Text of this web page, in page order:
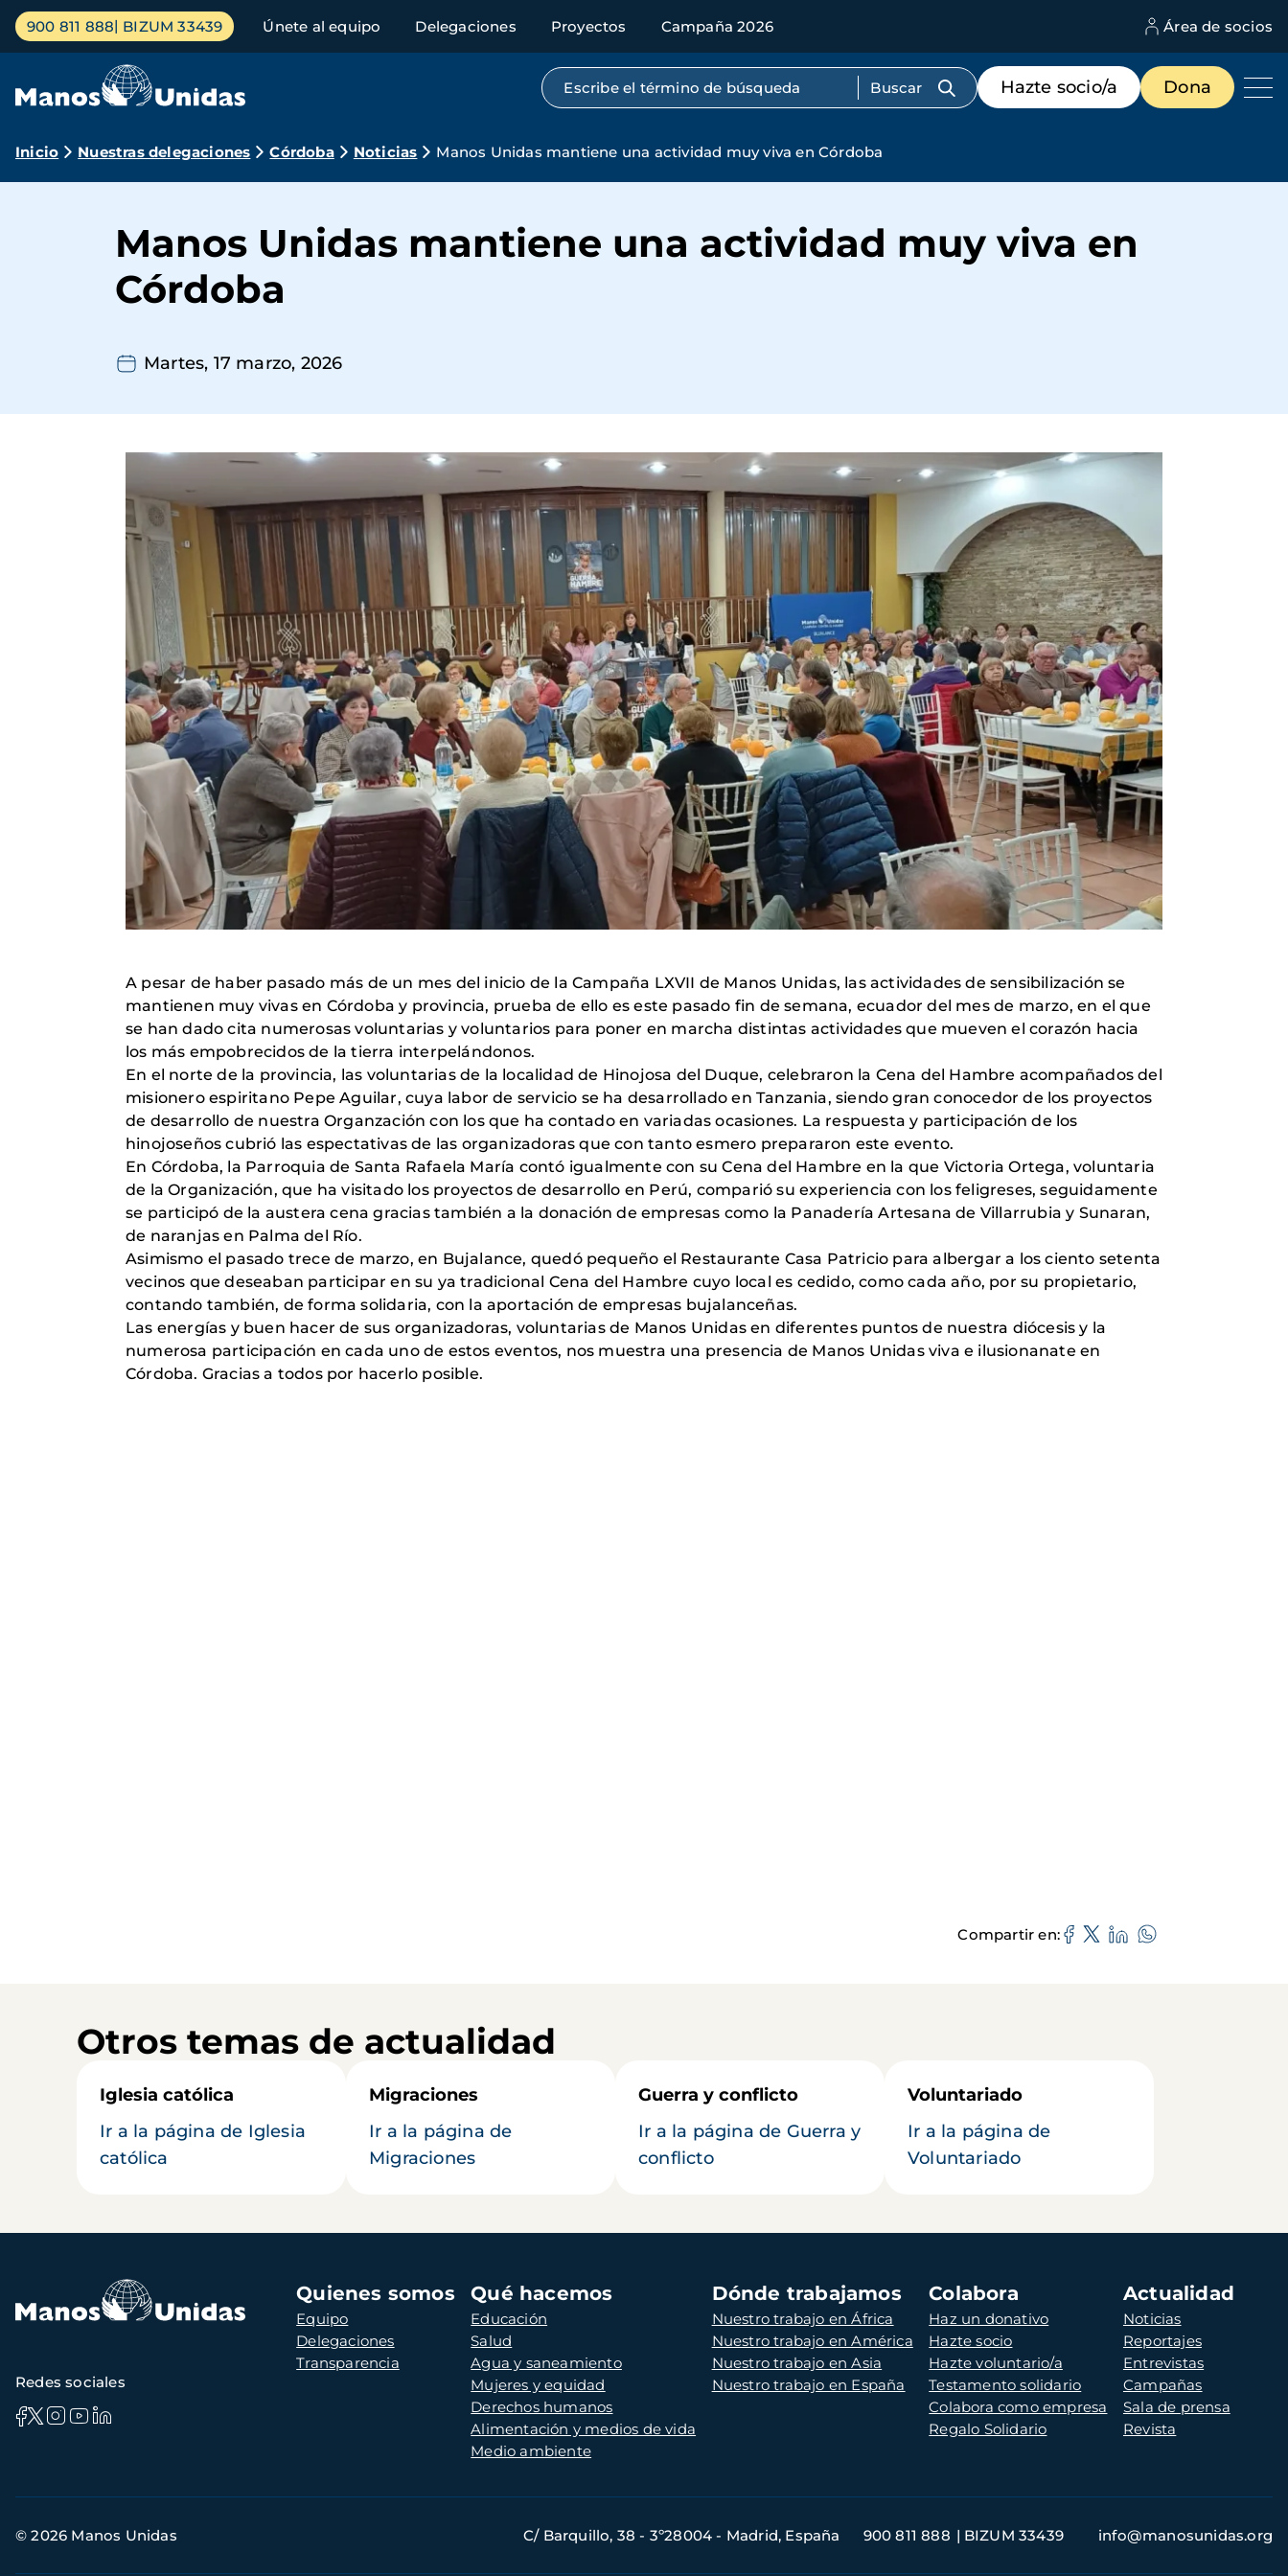
Pasar
contenido
Menú
principal
900 811 888 BIZUM 33439 Únete al equipo Delegaciones Proyectos Campaña 2026 Área de socios
Búsqueda por texto completo
Menú
de
destacados
Hazte socio/a Dona
Ruta
navegación
Inicio Nuestras delegaciones Córdoba Noticias Manos Unidas mantiene una actividad muy viva en Córdoba
Manos Unidas mantiene una actividad muy viva en
Córdoba
Martes, 17 marzo, 2026
A pesar de haber pasado más de un mes del inicio de la Campaña LXVII de Manos Unidas, las actividades de sensibilización se
mantienen muy vivas en Córdoba y provincia, prueba de ello es este pasado fin de semana, ecuador del mes de marzo, en el que
se han dado cita numerosas voluntarias y voluntarios para poner en marcha distintas actividades que mueven el corazón hacia
los más empobrecidos de la tierra interpelándonos.
En el norte de la provincia, las voluntarias de la localidad de Hinojosa del Duque, celebraron la Cena del Hambre acompañados del
misionero espiritano Pepe Aguilar, cuya labor de servicio se ha desarrollado en Tanzania, siendo gran conocedor de los proyectos
de desarrollo de nuestra Organzación con los que ha contado en variadas ocasiones. La respuesta y participación de los
hinojoseños cubrió las espectativas de las organizadoras que con tanto esmero prepararon este evento.
En Córdoba, la Parroquia de Santa Rafaela María contó igualmente con su Cena del Hambre en la que Victoria Ortega, voluntaria
de la Organización, que ha visitado los proyectos de desarrollo en Perú, comparió su experiencia con los feligreses, seguidamente
se participó de la austera cena gracias también a la donación de empresas como la Panadería Artesana de Villarrubia y Sunaran,
de naranjas en Palma del Río.
Asimismo el pasado trece de marzo, en Bujalance, quedó pequeño el Restaurante Casa Patricio para albergar a los ciento setenta
vecinos que deseaban participar en su ya tradicional Cena del Hambre cuyo local es cedido, como cada año, por su propietario,
contando también, de forma solidaria, con la aportación de empresas bujalanceñas.
Las energías y buen hacer de sus organizadoras, voluntarias de Manos Unidas en diferentes puntos de nuestra diócesis y la
numerosa participación en cada uno de estos eventos, nos muestra una presencia de Manos Unidas viva e ilusionanate en
Córdoba. Gracias a todos por hacerlo posible.
Compartir en
Otros temas de actualidad
Iglesia católica
Ir a la página de Iglesia
católica
Migraciones
Ir a la página de
Migraciones
Guerra y conflicto
Ir a la página de Guerra y
conflicto
Voluntariado
Ir a la página de
Voluntariado
Navegación
principal
Quienes somos
Equipo
Delegaciones
Transparencia
Qué hacemos
Educación
Salud
Agua y saneamiento
Mujeres y equidad
Derechos humanos
Alimentación y medios de vida
Medio ambiente
Dónde trabajamos
Nuestro trabajo en África
Nuestro trabajo en América
Nuestro trabajo en Asia
Nuestro trabajo en España
Colabora
Haz un donativo
Hazte socio
Hazte voluntario/a
Testamento solidario
Colabora como empresa
Regalo Solidario
Actualidad
Noticias
Reportajes
Entrevistas
Campañas
Sala de prensa
Revista
Redes sociales
de
© 2026 Manos Unidas C/ Barquillo, 38 - 3º28004 - Madrid, España 900 811 888 BIZUM 33439 info@manosunidas.org